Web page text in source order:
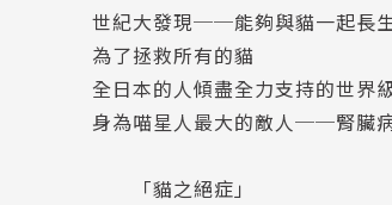
世紀大發現──能夠與貓一起長
為了拯救所有的貓
全日本的人傾盡全力支持的世界
身為喵星人最大的敵人──腎臟
「貓之絕症」